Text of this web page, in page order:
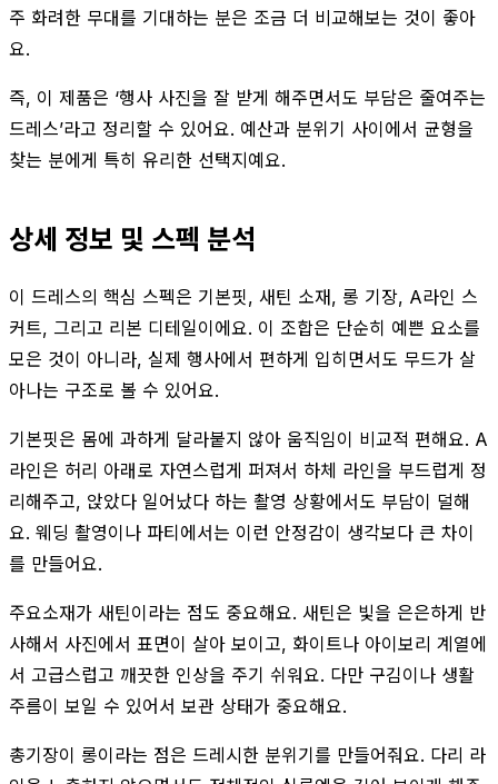
주 화려한 무대를 기대하는 분은 조금 더 비교해보는 것이 좋아
요.
즉, 이 제품은 ‘행사 사진을 잘 받게 해주면서도 부담은 줄여주는
드레스’라고 정리할 수 있어요. 예산과 분위기 사이에서 균형을
찾는 분에게 특히 유리한 선택지예요.
상세 정보 및 스펙 분석
이 드레스의 핵심 스펙은 기본핏, 새틴 소재, 롱 기장, A라인 스
커트, 그리고 리본 디테일이에요. 이 조합은 단순히 예쁜 요소를
모은 것이 아니라, 실제 행사에서 편하게 입히면서도 무드가 살
아나는 구조로 볼 수 있어요.
기본핏은 몸에 과하게 달라붙지 않아 움직임이 비교적 편해요. A
라인은 허리 아래로 자연스럽게 퍼져서 하체 라인을 부드럽게 정
리해주고, 앉았다 일어났다 하는 촬영 상황에서도 부담이 덜해
요. 웨딩 촬영이나 파티에서는 이런 안정감이 생각보다 큰 차이
를 만들어요.
주요소재가 새틴이라는 점도 중요해요. 새틴은 빛을 은은하게 반
사해서 사진에서 표면이 살아 보이고, 화이트나 아이보리 계열에
서 고급스럽고 깨끗한 인상을 주기 쉬워요. 다만 구김이나 생활
주름이 보일 수 있어서 보관 상태가 중요해요.
총기장이 롱이라는 점은 드레시한 분위기를 만들어줘요. 다리 라